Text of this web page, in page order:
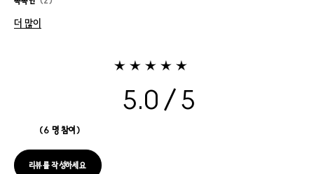
더 많이
5.0
6 명 참여
리뷰를 작성하세요